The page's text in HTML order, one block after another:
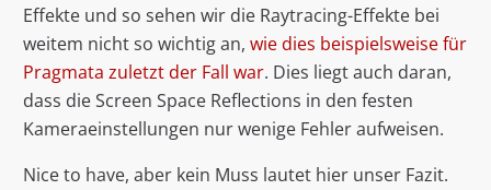
Effekte und so sehen wir die Raytracing-Effekte bei
weitem nicht so wichtig an, wie dies beispielsweise für
Pragmata zuletzt der Fall war. Dies liegt auch daran,
dass die Screen Space Reflections in den festen
Kameraeinstellungen nur wenige Fehler aufweisen.
Nice to have, aber kein Muss lautet hier unser Fazit.